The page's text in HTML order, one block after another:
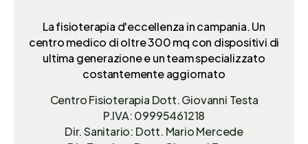
La fisioterapia d'eccellenza in campania. Un
centro medico di oltre 300 mq con dispositivi di
ultima generazione e un team specializzato
costantemente aggiornato
Centro Fisioterapia Dott. Giovanni Testa
P.IVA: 09995461218
Dir. Sanitario: Dott. Mario Mercede